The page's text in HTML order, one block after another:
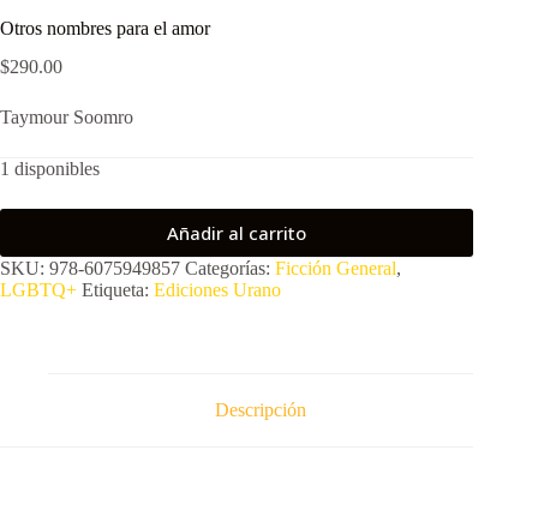
Otros nombres para el amor
$290.00
Taymour Soomro
1 disponibles
Añadir al carrito
SKU: 978-6075949857 Categorías: Ficción General,
LGBTQ+ Etiqueta: Ediciones Urano
Descripción